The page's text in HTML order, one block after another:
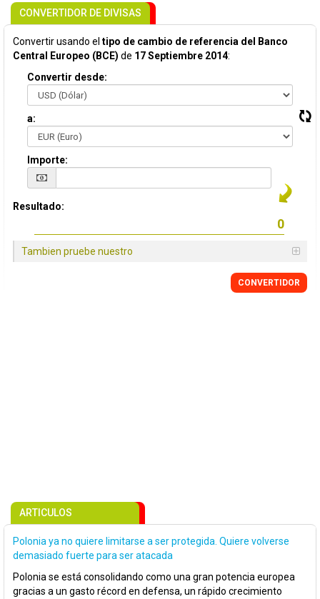
CONVERTIDOR DE DIVISAS
Convertir usando el tipo de cambio de referencia del Banco
Central Europeo (BCE) de 17 Septiembre 2014:
Convertir desde:
a:
Importe:
Resultado:
Tambien pruebe nuestro
CONVERTIDOR
ARTICULOS
Polonia ya no quiere limitarse a ser protegida. Quiere volverse
demasiado fuerte para ser atacada
Polonia se está consolidando como una gran potencia europea
gracias a un gasto récord en defensa, un rápido crecimiento